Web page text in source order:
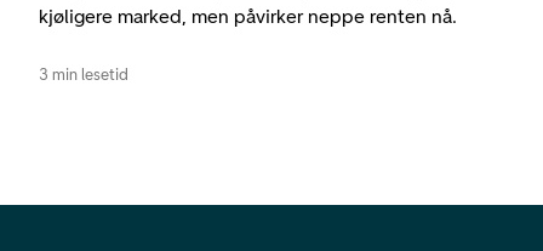
kjøligere marked, men påvirker neppe renten nå.
3 min lesetid